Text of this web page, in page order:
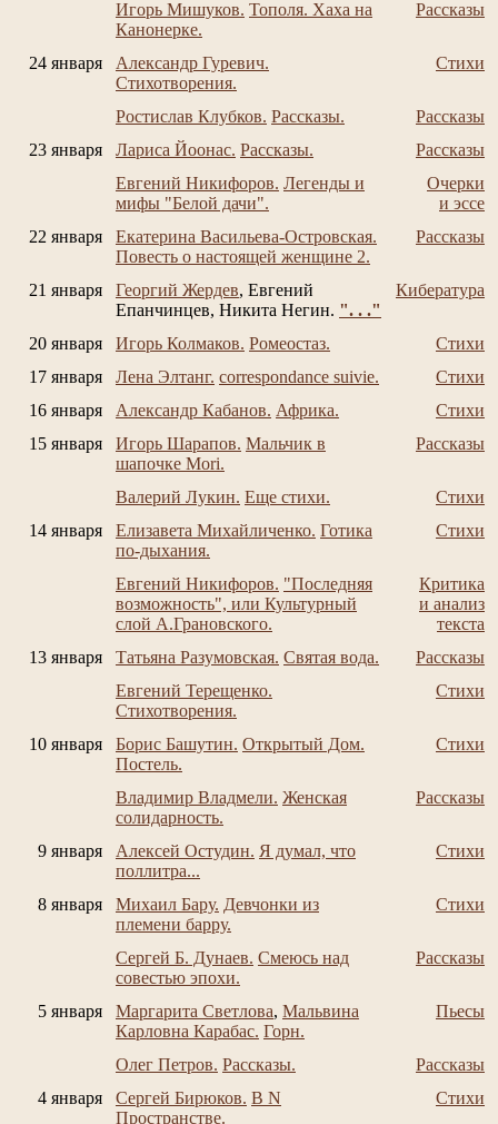
Игорь Мишуков. Тополя. Хаха на
Канонерке.
Рассказы
24 января
Александр Гуревич.
Стихотворения.
Стихи
Ростислав Клубков. Рассказы.
Рассказы
23 января
Лариса Йоонас. Рассказы.
Рассказы
Евгений Никифоров. Легенды и
мифы "Белой дачи".
Очерки
и эссе
22 января
Екатерина Васильева-Островская.
Повесть о настоящей женщине 2.
Рассказы
21 января Георгий Жердев, Евгений
Епанчинцев, Никита Негин. ". . ."
Кибература
20 января Игорь Колмаков. Ромеостаз.
Стихи
17 января
Лена Элтанг. correspondance suivie.
Стихи
16 января
Александр Кабанов. Африка.
Стихи
15 января
Игорь Шарапов. Мальчик в
шапочке Mori.
Рассказы
Валерий Лукин. Еще стихи.
Стихи
14 января
Елизавета Михайличенко. Готика
по-дыхания.
Стихи
Евгений Никифоров. "Последняя
возможность", или Культурный
слой А.Грановского.
Критика
и анализ
текста
13 января
Татьяна Разумовская. Святая вода.
Рассказы
Евгений Терещенко.
Стихотворения.
Стихи
10 января Борис Башутин. Открытый Дом.
Постель.
Стихи
Владимир Владмели. Женская
солидарность.
Рассказы
9 января Алексей Остудин. Я думал, что
поллитра...
Стихи
8 января Михаил Бару. Девчонки из
племени барру.
Стихи
Сергей Б. Дунаев. Смеюсь над
совестью эпохи.
Рассказы
5 января Маргарита Светлова, Мальвина
Карловна Карабас. Горн.
Пьесы
Олег Петров. Рассказы.
Рассказы
4 января
Сергей Бирюков. В N
Пространстве.
Стихи